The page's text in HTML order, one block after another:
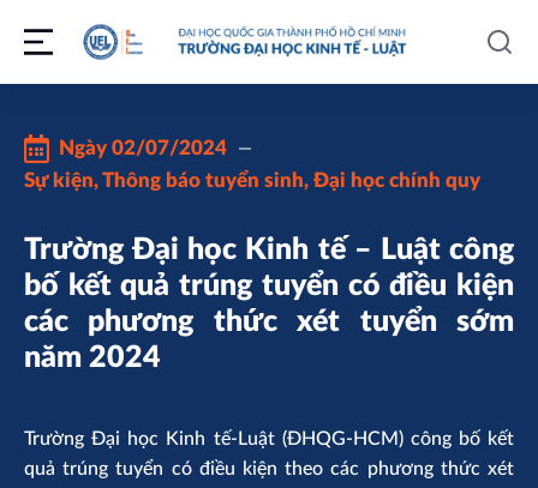
Ngày 02/07/2024
Sự kiện,Thông báo tuyển sinh, Đại học chính quy
Trường Đại học Kinh tế – Luật công
bố kết quả trúng tuyển có điều kiện
các phương thức xét tuyển sớm
năm 2024
Trường Đại học Kinh tế-Luật (ĐHQG-HCM) công bố kết
quả trúng tuyển có điều kiện theo các phương thức xét